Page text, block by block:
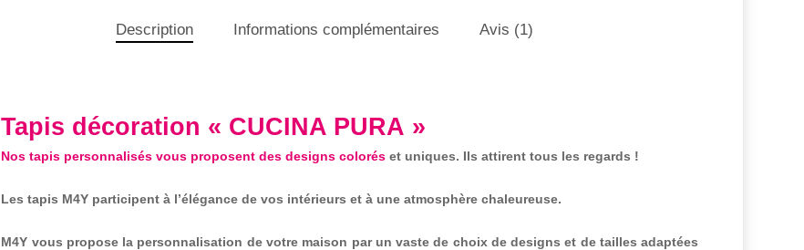
Description Informations complémentaires Avis (1)
Tapis décoration « CUCINA PURA »
Nos tapis personnalisés vous proposent des designs colorés et uniques. Ils attirent tous les regards !
Les tapis M4Y participent à l’élégance de vos intérieurs et à une atmosphère chaleureuse.
M4Y vous propose la personnalisation de votre maison par un vaste de choix de designs et de tailles adaptées